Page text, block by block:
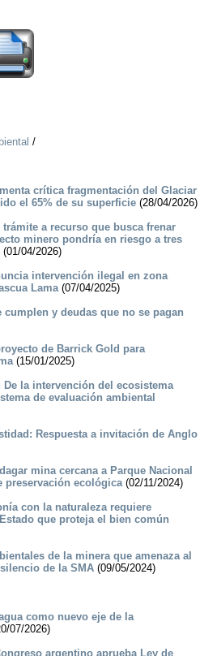
/
crítica fragmentación del Glaciar
el 65% de su superficie (28/04/2026)
a recurso que busca frenar
minero pondría en riesgo a tres
(01/04/2026)
intervención ilegal en zona
Lama(07/04/2025)
y deudas que no se pagan
de Barrick Gold para
(15/01/2025)
la intervención del ecosistema
de evaluación ambiental
Respuesta a invitación de Anglo
mina cercana a Parque Nacional
preservación ecológica(02/11/2024)
con la naturaleza requiere
que proteja el bien común
de la minera que amenaza al
de la SMA (09/05/2024)
como nuevo eje de la
07/2026)
argentino aprueba Ley de